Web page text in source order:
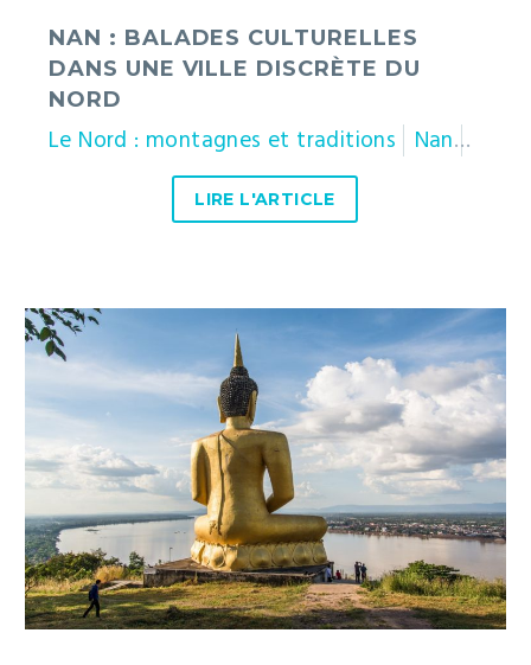
NAN : BALADES CULTURELLES
DANS UNE VILLE DISCRÈTE DU
NORD
Le Nord : montagnes et traditions Nan
LIRE L'ARTICLE
Que
faire
Paksé,
avant
de
explorer
la
boucle
des